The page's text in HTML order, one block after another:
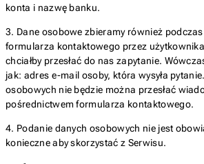
konta i nazwę banku.
3. Dane osobowe zbieramy również podczas
formularza kontaktowego przez
chciałby przesłać do nas zapytanie.
jak: adres e-mail osoby, która wysyła
osobowych nie będzie można przesłać
pośrednictwem formularza kontaktowego.
4. Podanie danych osobowych nie jest
konieczne aby skorzystać z Serwisu.